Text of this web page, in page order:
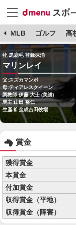
MLB ゴルフ 高
牝 黒鹿毛 登録抹消
マリンレイ
父:スズカマンボ
母:ティアレスクイーン
調教師:伊藤 大士 (美浦)
馬主:山田 裕仁
生産者:金成吉田牧場
賞金
獲得賞金
本賞金
付加賞金
収得賞金（平地）
収得賞金（障害）